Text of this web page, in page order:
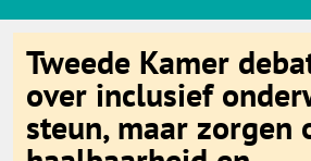
Tweede Kamer
over inclusief
steun, maar zorgen